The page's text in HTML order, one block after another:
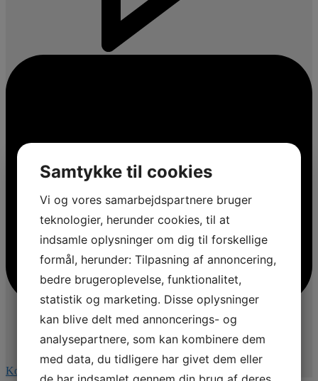
Kommentér på Facebook
Samtykke til cookies
Vi og vores samarbejdspartnere bruger
teknologier, herunder cookies, til at
indsamle oplysninger om dig til forskellige
formål, herunder: Tilpasning af annoncering,
bedre brugeroplevelse, funktionalitet,
statistik og marketing. Disse oplysninger
kan blive delt med annoncerings- og
analysepartnere, som kan kombinere dem
med data, du tidligere har givet dem eller